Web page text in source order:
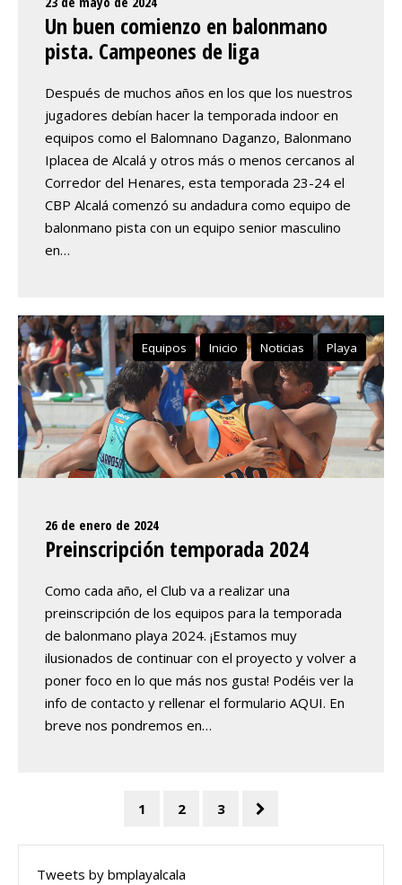
Un buen comienzo en balonmano
pista. Campeones de liga
Después de muchos años en los que los nuestros
jugadores debían hacer la temporada indoor en
equipos como el Balomnano Daganzo, Balonmano
Iplacea de Alcalá y otros más o menos cercanos al
Corredor del Henares, esta temporada 23-24 el
CBP Alcalá comenzó su andadura como equipo de
balonmano pista con un equipo senior masculino
en…
Equipos Inicio Noticias Playa
26 de enero de 2024
Preinscripción temporada 2024
Como cada año, el Club va a realizar una
preinscripción de los equipos para la temporada
de balonmano playa 2024. ¡Estamos muy
ilusionados de continuar con el proyecto y volver a
poner foco en lo que más nos gusta! Podéis ver la
info de contacto y rellenar el formulario AQUI. En
breve nos pondremos en…
1 2 3
Tweets by bmplayalcala